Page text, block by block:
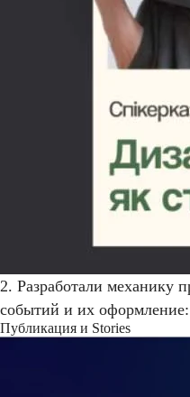
2. Разработали механику
событий и их оформление:
Публикация и Stories